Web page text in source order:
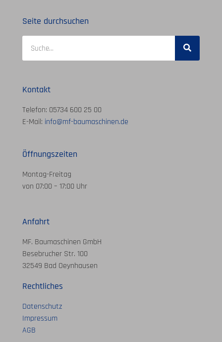
Seite durchsuchen
Kontakt
Telefon: 05734 600 25 00
E-Mail: info@mf-baumaschinen.de
Öffnungszeiten
Montag-Freitag
von 07:00 – 17:00 Uhr
Anfahrt
MF. Baumaschinen GmbH
Besebrucher Str. 100
32549 Bad Oeynhausen
Rechtliches
Datenschutz
Impressum
AGB